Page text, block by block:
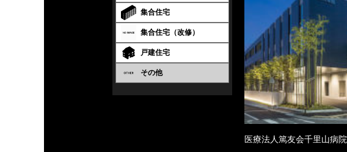
集合住宅
集合住宅（改修）
戸建住宅
その他
医療法人篤友会千里山病